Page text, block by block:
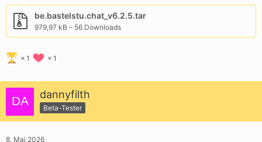
be.bastelstu.chat_v6.2.5.tar
979,97 kB – 56 Downloads
1 1
dannyfilth
Beta-Tester
8. Mai 2026